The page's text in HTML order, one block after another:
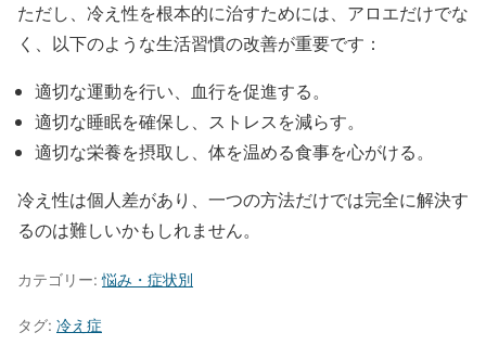
ただし、冷え性を根本的に治すためには、アロエだけでな
く、以下のような生活習慣の改善が重要です：
適切な運動を行い、血行を促進する。
適切な睡眠を確保し、ストレスを減らす。
適切な栄養を摂取し、体を温める食事を心がける。
冷え性は個人差があり、一つの方法だけでは完全に解決す
るのは難しいかもしれません。
カテゴリー:悩み・症状別
タグ: 冷え症